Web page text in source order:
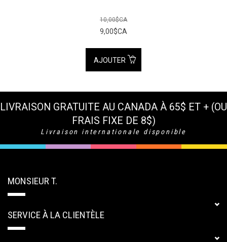
10,00$CA
9,00$CA
AJOUTER
LIVRAISON GRATUITE AU CANADA À 65$ ET + (OU
FRAIS FIXE DE 8$)
Livraison internationale disponible
MONSIEUR T.
SERVICE À LA CLIENTÈLE